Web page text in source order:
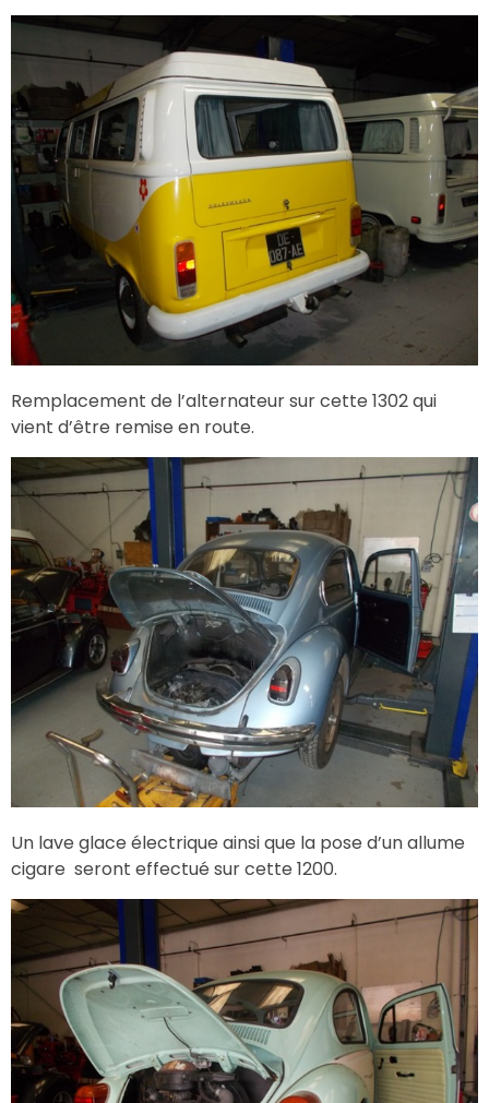
Remplacement de l’alternateur sur cette 1302 qui
vient d’être remise en route.
Un lave glace électrique ainsi que la pose d’un allume
cigare seront effectué sur cette 1200.